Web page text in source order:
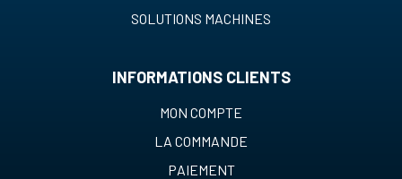
SOLUTIONS MACHINES
INFORMATIONS CLIENTS
MON COMPTE
LA COMMANDE
PAIEMENT